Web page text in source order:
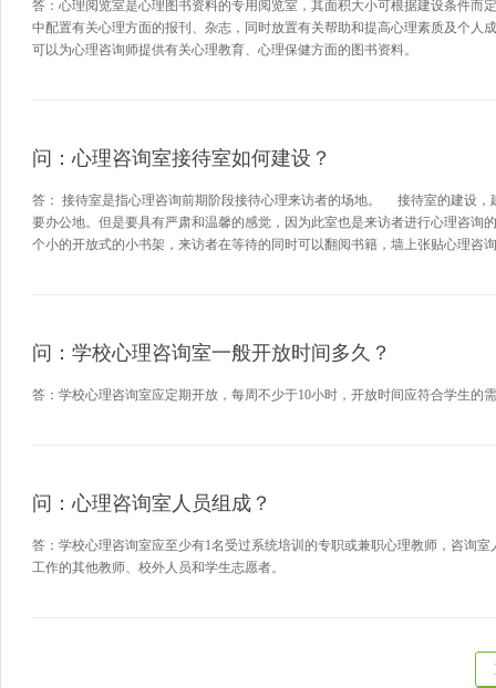
答：心理阅览室是心理图书资料的专用阅览室，其面积大小可根据建设条件
中配置有关心理方面的报刊、杂志，同时放置有关帮助和提高心理素质及个
可以为心理咨询师提供有关心理教育、心理保健方面的图书资料。
问：心理咨询室接待室如何建设？
答： 接待室是指心理咨询前期阶段接待心理来访者的场地。 接待室的建设
要办公地。但是要具有严肃和温馨的感觉，因为此室也是来访者进行心理咨
个小的开放式的小书架，来访者在等待的同时可以翻阅书籍，墙上张贴心理咨
问：学校心理咨询室一般开放时间多久？
答：学校心理咨询室应定期开放，每周不少于10小时，开放时间应符合学生的
问：心理咨询室人员组成？
答：学校心理咨询室应至少有1名受过系统培训的专职或兼职心理教师，咨询
工作的其他教师、校外人员和学生志愿者。